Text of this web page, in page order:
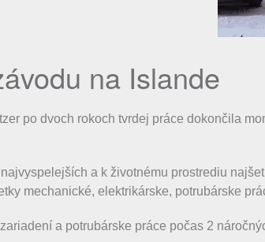
na Islande
po dvoch rokoch tvrdej práce dokončila
a k životnému prostrediu
mechanické, elektrikárske, potrubárske
a potrubárske práce počas 2